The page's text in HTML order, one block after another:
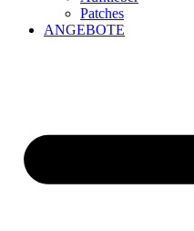
Patches
ANGEBOTE